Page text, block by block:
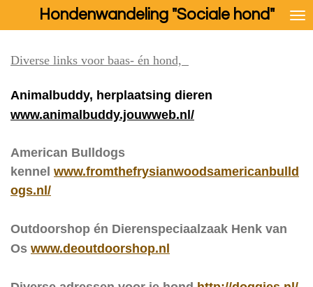
direct
de
Hondenwandeling "Sociale hond"
Diverse links voor baas- én hond,
Animalbuddy, herplaatsing dieren
www.animalbuddy.jouwweb.nl/
American Bulldogs
kennel www.fromthefrysianwoodsamericanbulld
ogs.nl/
Outdoorshop én Dierenspeciaalzaak Henk van
Os www.deoutdoorshop.nl